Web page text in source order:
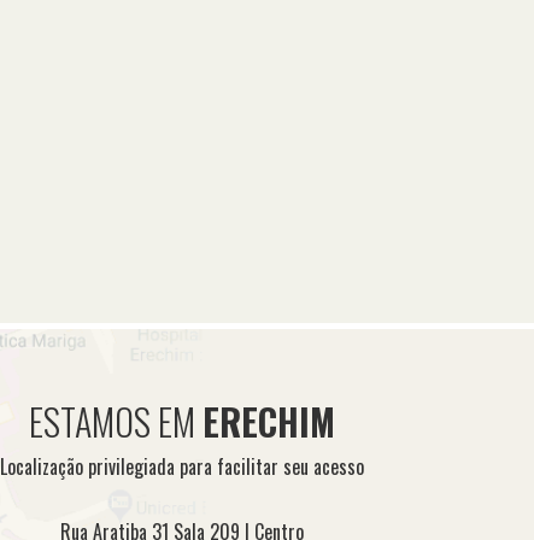
ESTAMOS EM ERECHIM
Localização privilegiada para facilitar seu acesso
Rua Aratiba 31 Sala 209 | Centro